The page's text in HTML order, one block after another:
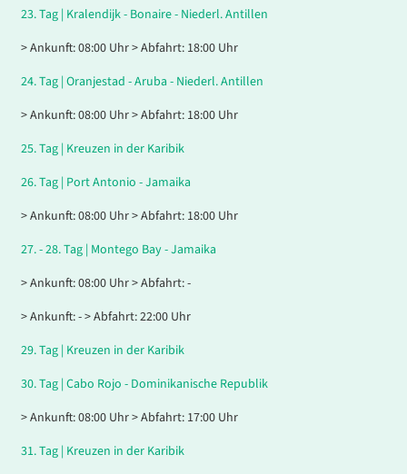
23.Tag | Kralendijk - Bonaire - Niederl. Antillen
> Ankunft: 08:00 Uhr > Abfahrt: 18:00 Uhr
24.Tag | Oranjestad - Aruba - Niederl. Antillen
> Ankunft: 08:00 Uhr > Abfahrt: 18:00 Uhr
25.Tag | Kreuzen in der Karibik
26.Tag | Port Antonio - Jamaika
> Ankunft: 08:00 Uhr > Abfahrt: 18:00 Uhr
27. - 28.Tag | Montego Bay - Jamaika
> Ankunft: 08:00 Uhr > Abfahrt: -
> Ankunft: - > Abfahrt: 22:00 Uhr
29.Tag | Kreuzen in der Karibik
30.Tag | Cabo Rojo - Dominikanische Republik
> Ankunft: 08:00 Uhr > Abfahrt: 17:00 Uhr
31.Tag | Kreuzen in der Karibik